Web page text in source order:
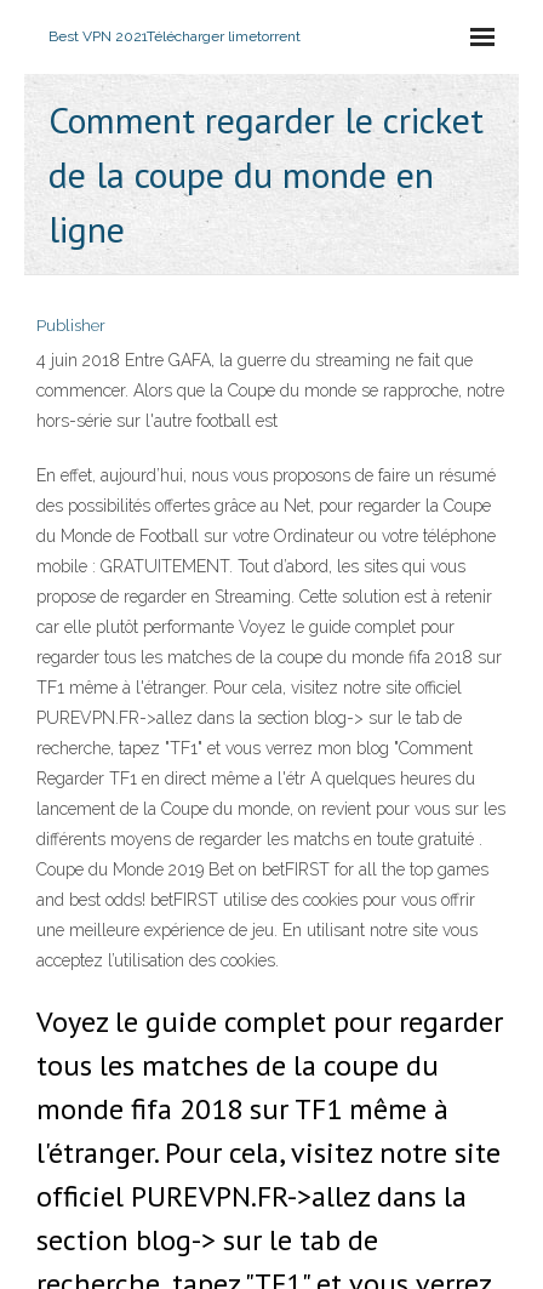
Best VPN 2021Télécharger limetorrent
Comment regarder le cricket
de la coupe du monde en
ligne
Publisher
4 juin 2018 Entre GAFA, la guerre du streaming ne fait que
commencer. Alors que la Coupe du monde se rapproche, notre
hors-série sur l'autre football est
En effet, aujourd’hui, nous vous proposons de faire un résumé
des possibilités offertes grâce au Net, pour regarder la Coupe
du Monde de Football sur votre Ordinateur ou votre téléphone
mobile : GRATUITEMENT. Tout d’abord, les sites qui vous
propose de regarder en Streaming. Cette solution est à retenir
car elle plutôt performante Voyez le guide complet pour
regarder tous les matches de la coupe du monde fifa 2018 sur
TF1 même à l'étranger. Pour cela, visitez notre site officiel
PUREVPN.FR->allez dans la section blog-> sur le tab de
recherche, tapez "TF1" et vous verrez mon blog "Comment
Regarder TF1 en direct même a l'étr A quelques heures du
lancement de la Coupe du monde, on revient pour vous sur les
différents moyens de regarder les matchs en toute gratuité .
Coupe du Monde 2019 Bet on betFIRST for all the top games
and best odds! betFIRST utilise des cookies pour vous offrir
une meilleure expérience de jeu. En utilisant notre site vous
acceptez l’utilisation des cookies.
Voyez le guide complet pour regarder
tous les matches de la coupe du
monde fifa 2018 sur TF1 même à
l'étranger. Pour cela, visitez notre site
officiel PUREVPN.FR->allez dans la
section blog-> sur le tab de